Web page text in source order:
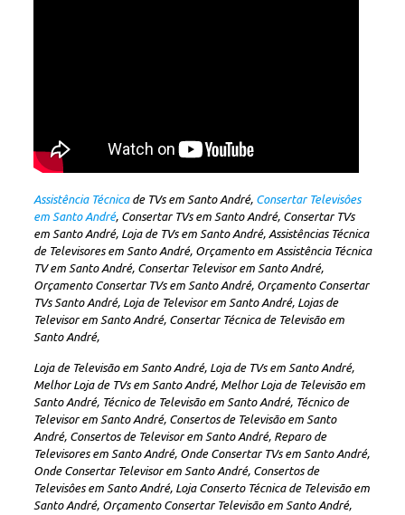
Assistência Técnicade TVs em Santo André, Consertar Televisôes
em Santo André, Consertar TVs em Santo André, Consertar TVs
em Santo André, Loja de TVs em Santo André, Assistências Técnica
de Televisores em Santo André, Orçamento em Assistência Técnica
TV em Santo André, Consertar Televisor em Santo André,
Orçamento Consertar TVs em Santo André, Orçamento Consertar
TVs Santo André, Loja de Televisor em Santo André, Lojas de
Televisor em Santo André, Consertar Técnica de Televisão em
Santo André,
Loja de Televisão em Santo André, Loja de TVs em Santo André,
Melhor Loja de TVs em Santo André, Melhor Loja de Televisão em
Santo André, Técnico de Televisão em Santo André, Técnico de
Televisor em Santo André, Consertos de Televisão em Santo
André, Consertos de Televisor em Santo André, Reparo de
Televisores em Santo André, Onde Consertar TVs em Santo André,
Onde Consertar Televisor em Santo André, Consertos de
Televisôes em Santo André, Loja Conserto Técnica de Televisão em
Santo André, Orçamento Consertar Televisão em Santo André,